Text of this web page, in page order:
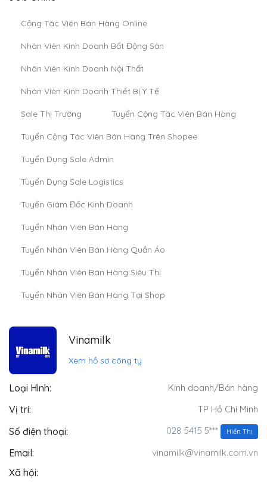
Cộng Tác Viên Bán Hàng Online
Nhân Viên Kinh Doanh Bất Động Sản
Nhân Viên Kinh Doanh Nội Thất
Nhân Viên Kinh Doanh Thiết Bị Y Tế
Sale Thị Trường Tuyển Cộng Tác Viên Bán Hàng
Tuyển Cộng Tác Viên Bán Hàng Trên Shopee
Tuyển Dụng Sale Admin
Tuyển Dụng Sale Logistics
Tuyển Giám Đốc Kinh Doanh
Tuyển Nhân Viên Bán Hàng
Tuyển Nhân Viên Bán Hàng Quần Áo
Tuyển Nhân Viên Bán Hàng Siêu Thị
Tuyển Nhân Viên Bán Hàng Tại Shop
Vinamilk
Xem hồ sơ công ty
Loại Hình: Kinh doanh/Bán hàng
Vị trí: TP Hồ Chí Minh
Số điện thoại: 028 5415 5*** Hiển Thị
Email: vinamilk@vinamilk.com.vn
Xã hội: